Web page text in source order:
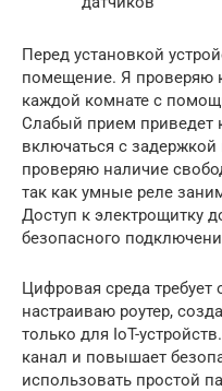
Перед установкой
помещение. Я проверяю
каждой комнате с
Слабый прием приведет
включаться с
проверяю наличие
так как умные реле
Доступ к электрощитку
безопасного
Цифровая среда
настраиваю роутер,
только для IoT-
канал и повышает
использовать простой